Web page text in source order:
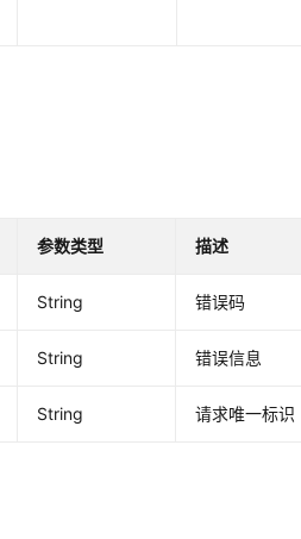
参数类型 描述
String 错误码
String 错误信息
String 请求唯一标识